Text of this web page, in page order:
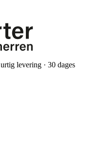
levering · 30 dages